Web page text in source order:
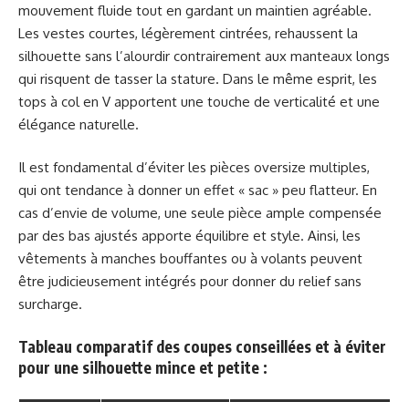
mouvement fluide tout en gardant un maintien agréable.
Les vestes courtes, légèrement cintrées, rehaussent la
silhouette sans l’alourdir contrairement aux manteaux longs
qui risquent de tasser la stature. Dans le même esprit, les
tops à col en V apportent une touche de verticalité et une
élégance naturelle.
Il est fondamental d’éviter les pièces oversize multiples,
qui ont tendance à donner un effet « sac » peu flatteur. En
cas d’envie de volume, une seule pièce ample compensée
par des bas ajustés apporte équilibre et style. Ainsi, les
vêtements à manches bouffantes ou à volants peuvent
être judicieusement intégrés pour donner du relief sans
surcharge.
Tableau comparatif des coupes conseillées et à éviter
pour une silhouette mince et petite :